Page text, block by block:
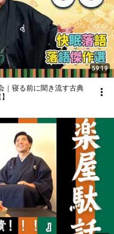
59:19
｜寝る前に聞き流す古典